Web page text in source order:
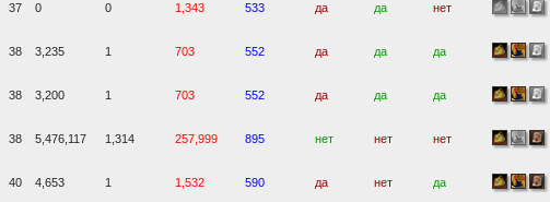
37 0 0 1,343 533 да да нет
38 3,235 1 703 552 да да да
38 3,200 1 703 552 да да да
38 5,476,117 1,314 257,999 895 нет нет нет
40 4,653 1 1,532 590 да нет да